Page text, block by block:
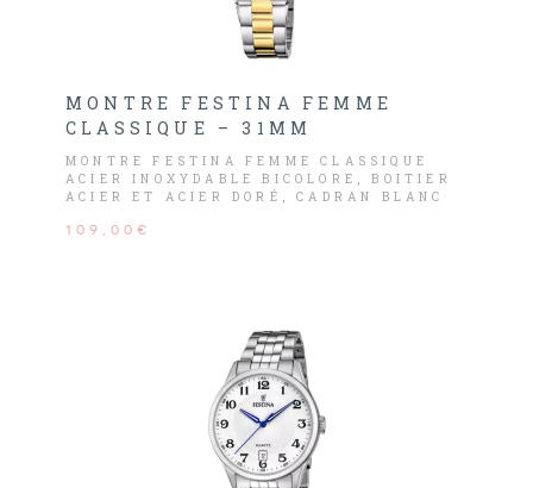
MONTRE FESTINA FEMME
CLASSIQUE – 31MM
MONTRE FESTINA FEMME CLASSIQUE
ACIER INOXYDABLE BICOLORE, BOITIER
ACIER ET ACIER DORÉ, CADRAN BLANC
109,00€